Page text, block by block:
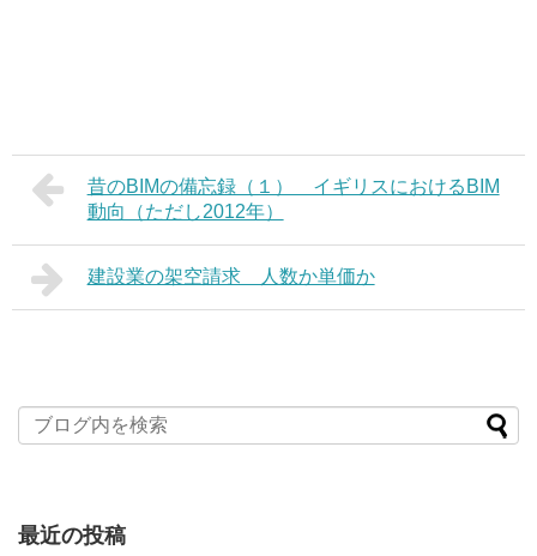
昔のBIMの備忘録（１） イギリスにおけるBIM
動向（ただし2012年）
建設業の架空請求 人数か単価か
最近の投稿